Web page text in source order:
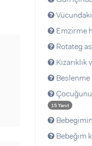
Vücundaki
Emzirme
Rotateg
15 Yanıt
Bebeğim